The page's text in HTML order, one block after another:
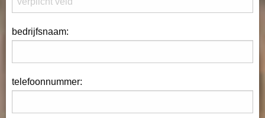
bedrijfsnaam:
telefoonnummer: